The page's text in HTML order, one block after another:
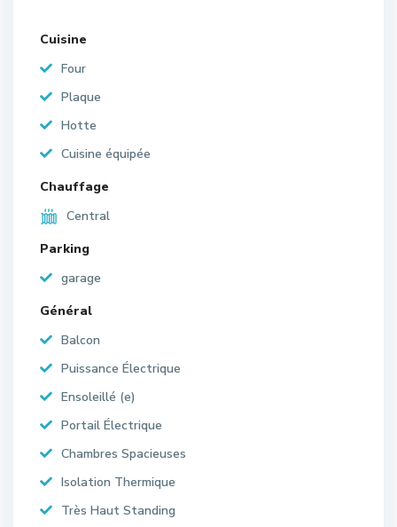
Cuisine
Four
Plaque
Hotte
Cuisine équipée
Chauffage
Central
Parking
garage
Général
Balcon
Puissance Électrique
Ensoleillé (e)
Portail Électrique
Chambres Spacieuses
Isolation Thermique
Très Haut Standing